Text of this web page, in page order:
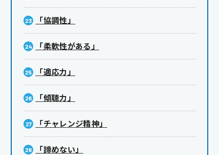
「協調性」
「柔軟性がある」
「適応力」
「傾聴力」
「チャレンジ精神」
「諦めない」